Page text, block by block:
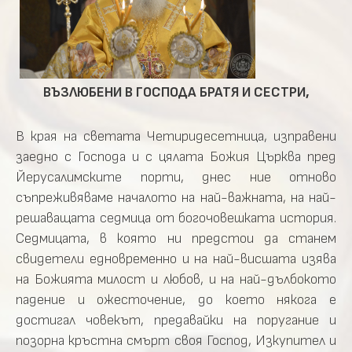
ВЪЗЛЮБЕНИ В ГОСПОДА БРАТЯ И СЕСТРИ,
В края на светата Четиридесетница, изправени
заедно с Господа и с цялата Божия Църква пред
Йерусалимските порти, днес ние отново
съпреживяваме началото на най-важната, на най-
решаващата седмица от богочовешката история.
Седмицата, в която ни предстои да станем
свидетели едновременно и на най-висшата изява
на Божията милост и любов, и на най-дълбокото
падение и ожесточение, до което някога е
достигал човекът, предавайки на поругание и
позорна кръстна смърт своя Господ, Изкупител и